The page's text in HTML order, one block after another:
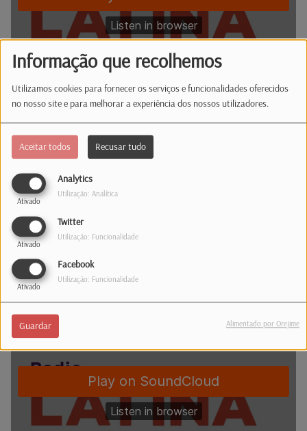
Informação que recolhemos
Utilizamos cookies para fornecer os serviços e funcionalidades oferecidos
no nosso site e para melhorar a experiência dos nossos utilizadores.
Aceitar todos Recusar tudo
Analytics
Ativado
Utilização: Analítica
Twitter
Ativado
Utilização: Funcionalidade
Facebook
Ativado
Utilização: Funcionalidade
Guardar Alimentado por Orejime
Também Luís Montenegro sublinhou o potencial
de desenvolvimento e apelou ao envolvimento
das comunidades portuguesas espalhadas pelo
mundo. O primeiro-ministro garantiu que
dos seus descendentes, independentemente de
escolherem construir o seu futuro no
Luxemburgo ou em território português.